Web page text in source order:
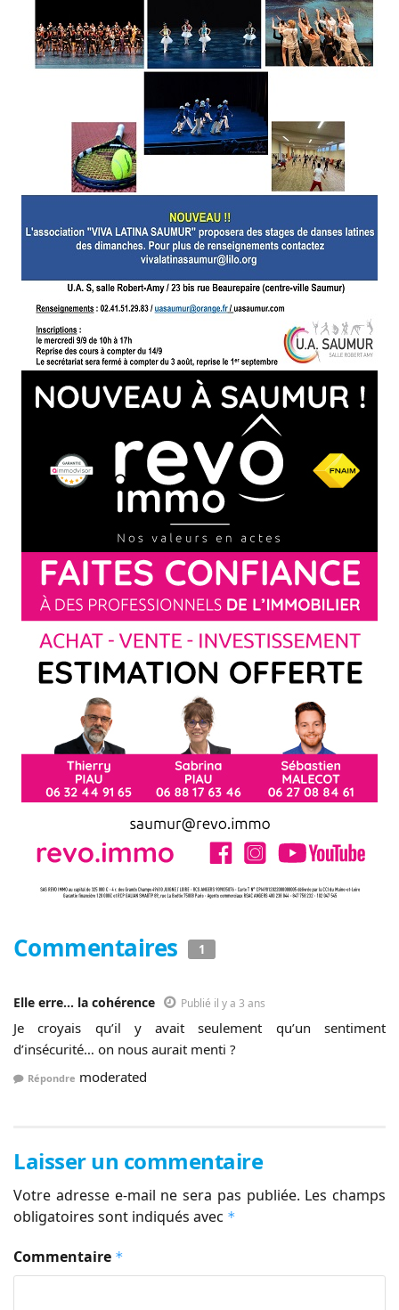
Commentaires 1
Elle erre... la cohérence Publié il y a 3 ans
Je croyais qu’il y avait seulement qu’un sentiment
d’insécurité… on nous aurait menti ?
Répondre moderated
Laisser un commentaire
Votre adresse e-mail ne sera pas publiée. Les champs
obligatoires sont indiqués avec *
Commentaire *